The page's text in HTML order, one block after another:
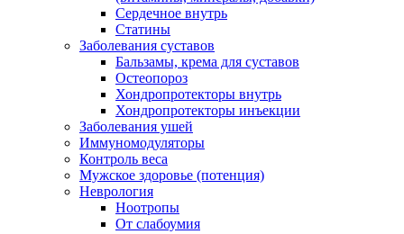
Сердечное внутрь
Статины
Заболевания суставов
Бальзамы, крема для суставов
Остеопороз
Хондропротекторы внутрь
Хондропротекторы инъекции
Заболевания ушей
Иммуномодуляторы
Контроль веса
Мужское здоровье (потенция)
Неврология
Ноотропы
От слабоумия